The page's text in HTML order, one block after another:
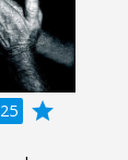
25
grade